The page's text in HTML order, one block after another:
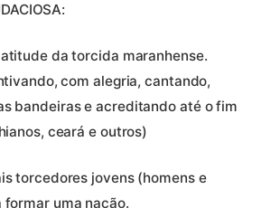
da torcida maranhense.
com alegria, cantando,
bandeiras e acreditando até o fim
ceará e outros)
torcedores jovens (homens e
formar uma nação.